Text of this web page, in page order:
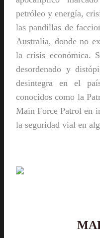
petróleo y energía,
las pandillas de
Australia, donde no
la crisis económica.
desordenado y
desintegra en el
conocidos como la
Main Force Patrol en
la seguridad vial en